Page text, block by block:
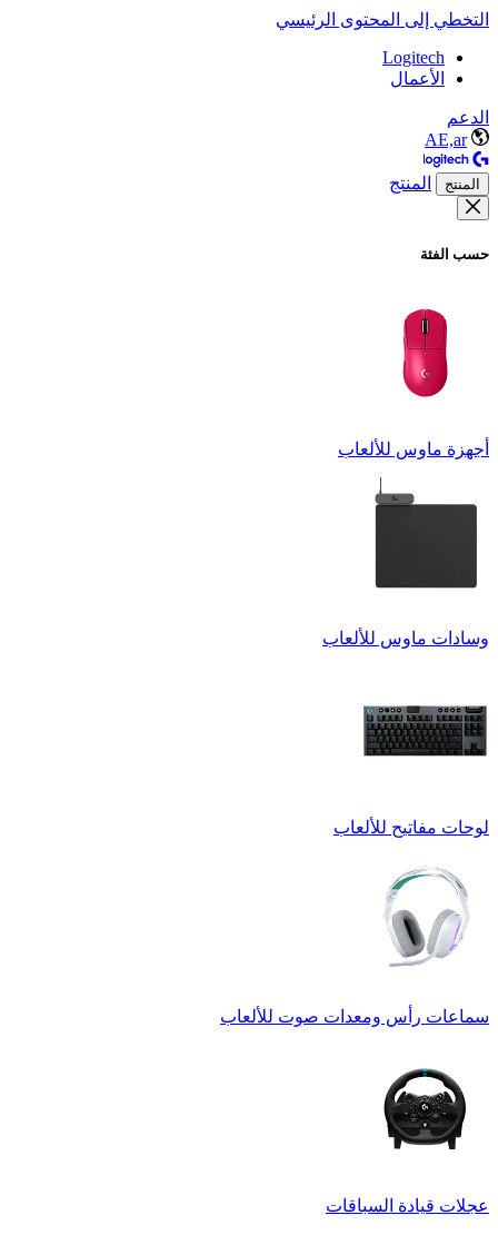
التخطي إلى المحتوى الرئيسي
Logitech
الأعمال
الدعم
AE,ar
المنتج المنتج
حسب الفئة
أجهزة ماوس للألعاب
وسادات ماوس للألعاب
لوحات مفاتيح للألعاب
سماعات رأس ومعدات صوت للألعاب
عجلات قيادة السباقات